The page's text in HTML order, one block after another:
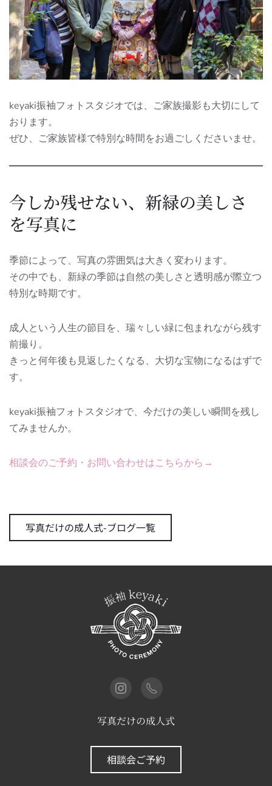
keyaki振袖フォトスタジオでは、ご家族撮影も大切にして
おります。
ぜひ、ご家族皆様で特別な時間をお過ごしくださいませ。
今しか残せない、新緑の美しさ
を写真に
季節によって、写真の雰囲気は大きく変わります。
その中でも、新緑の季節は自然の美しさと透明感が際立つ
特別な時期です。
成人という人生の節目を、瑞々しい緑に包まれながら残す
前撮り。
きっと何年後も見返したくなる、大切な宝物になるはずで
す。
keyaki振袖フォトスタジオで、今だけの美しい瞬間を残し
てみませんか。
相談会のご予約・お問い合わせはこちらから→
写真だけの成人式-ブログ一覧
写真だけの成人式
相談会ご予約